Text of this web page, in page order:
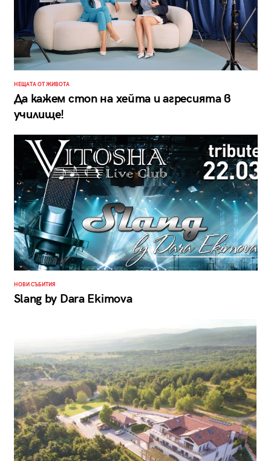
НЕЩАТА ОТ ЖИВОТА
Да кажем стоп на хейта и агресията в
училище!
НОВИ СЪБИТИЯ
Slang by Dara Ekimova